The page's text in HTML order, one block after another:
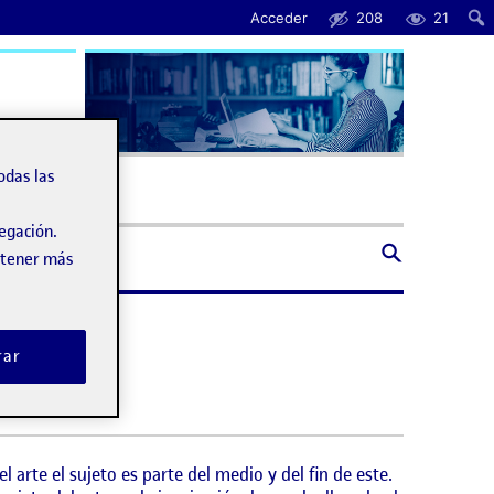
Acceder 208 21
arte el sujeto es parte del medio y del fin de este.
las
más